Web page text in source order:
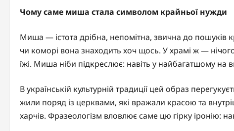
Чому саме миша стала символом крайньої нужди
Миша — істота дрібна, непомітна, звична до пошуків
чи коморі вона знаходить хоч щось. У храмі ж —
їжі. Миша ніби підкреслює: навіть у найбагатшому на
В українській культурній традиції цей образ
жили поряд із церквами, які вражали красою та
харчів. Фразеологізм вловлює саме цю гірку